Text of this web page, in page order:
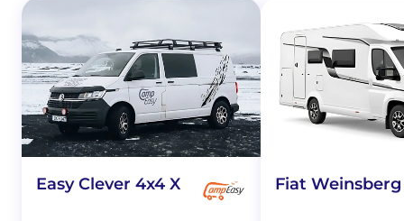
Easy Clever 4x4 X Fiat Weinsberg